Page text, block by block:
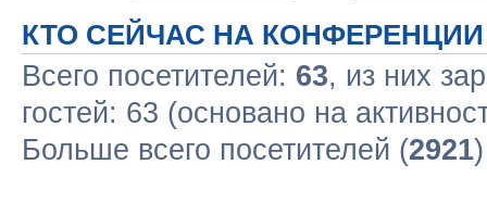
КТО СЕЙЧАС НА КОНФЕРЕНЦИИ
Всего посетителей: 63, из них
гостей: 63 (основано на
Больше всего посетителей (2921